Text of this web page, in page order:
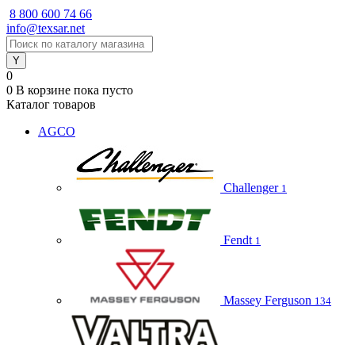
8 800 600 74 66
info@texsar.net
0
0 В корзине пока пусто
Каталог товаров
AGCO
Challenger 1
Fendt 1
Massey Ferguson 134